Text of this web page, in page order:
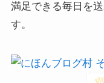
満足できる毎日を
す。